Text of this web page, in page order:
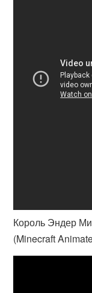
Король Эндер
(Minecraft